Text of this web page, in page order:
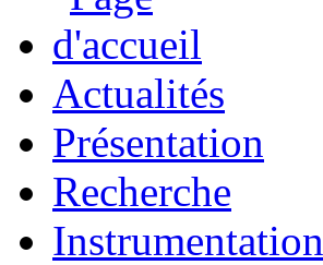
Actualités
Présentation
Recherche
Instrumentation